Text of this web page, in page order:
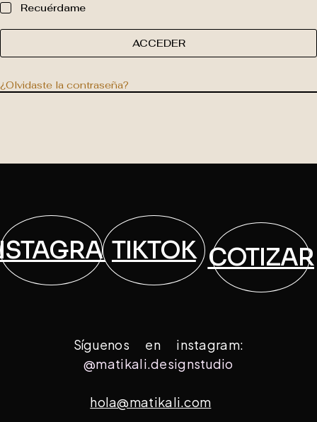
Recuérdame
ACCEDER
¿Olvidaste la contraseña?
TIKTOK COTIZAR
Síguenos en instagram:
@matikali.designstudio
hola@matikali.com